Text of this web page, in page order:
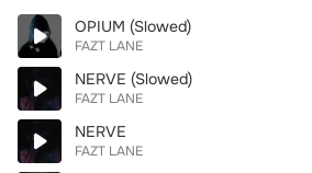
OPIUM (Slowed)
FAZT LANE
NERVE (Slowed)
FAZT LANE
NERVE
FAZT LANE